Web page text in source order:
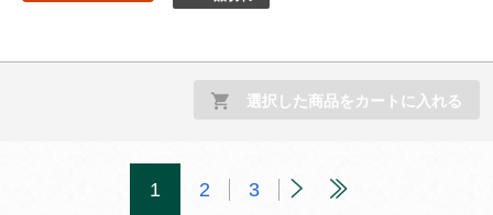
選択した商品をカートに入れる
1 2 3